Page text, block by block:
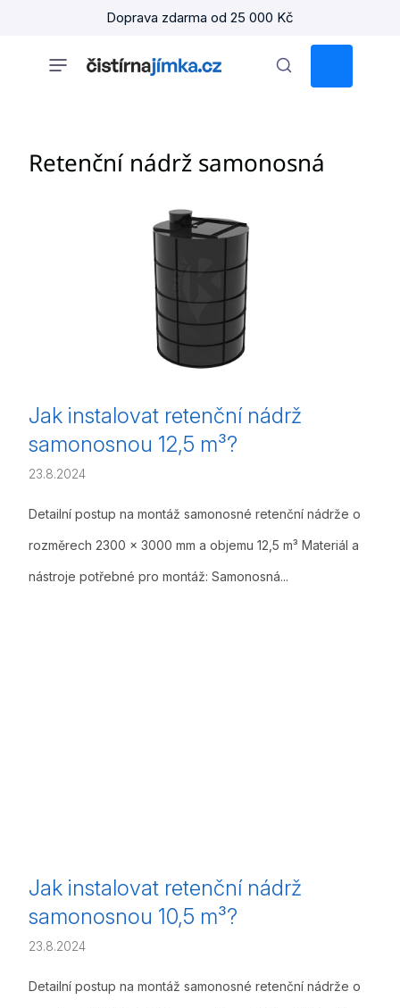
Doprava zdarma od 25 000 Kč
KOŠÍK
Retenční nádrž samonosná
Jak instalovat retenční nádrž
samonosnou 12,5 m³?
23.8.2024
Detailní postup na montáž samonosné retenční nádrže o
rozměrech 2300 x 3000 mm a objemu 12,5 m³ Materiál a
nástroje potřebné pro montáž: Samonosná...
Jak instalovat retenční nádrž
samonosnou 10,5 m³?
23.8.2024
Detailní postup na montáž samonosné retenční nádrže o